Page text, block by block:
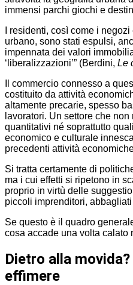
immensi parchi giochi e
I residenti, così come i
urbano, sono stati espulsi,
impennata dei valori
‘liberalizzazioni’” (Berdini, Le
Il commercio connesso a
costituito da attività
altamente precarie, spesso
lavoratori. Un settore che
quantitativi né soprattutto
economico e culturale
precedenti attività
Si tratta certamente di
ma i cui effetti si ripetono in
proprio in virtù delle
piccoli imprenditori,
Se questo è il quadro
cosa accade una volta calato
Dietro alla
effimere